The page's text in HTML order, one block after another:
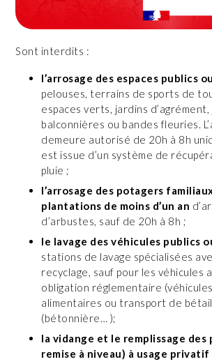
Sont interdits :
l’arrosage des espaces publics
pelouses, terrains de sports de
espaces verts, jardins
balconnières ou bandes fleuries.
demeure autorisé de 20h à 8h
est issue d’un système de
pluie ;
l’arrosage des potagers
plantations de moins d’un an
d’arbustes, sauf de 20h à 8h ;
le lavage des véhicules publics
stations de lavage spécialisées
recyclage, sauf pour les véhicules
obligation réglementaire
alimentaires ou transport de
(bétonnière… );
la vidange et le remplissage des
remise à niveau) à usage privatif